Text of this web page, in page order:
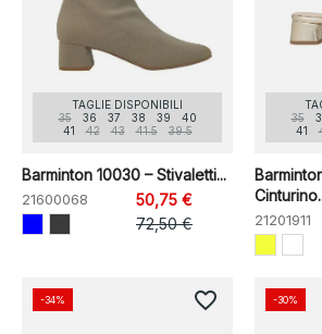
TAGLIE DISPONIBILI
35
36 37 38 39
40
41
42 43 41.5 39.5
Barminton 10030 – Stivaletti...
21600068
50,75 €
72,50 €
35
41
21201911
-34% favorite_border -30%